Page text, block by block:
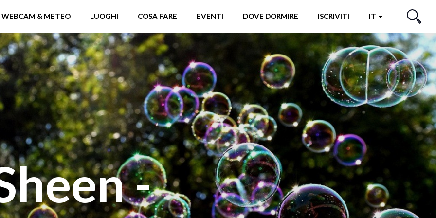
WEBCAM & METEO LUOGHI COSA FARE EVENTI DOVE DORMIRE ISCRIVITI IT
CERCA
-